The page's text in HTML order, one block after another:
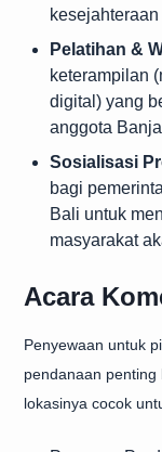
Pelatihan &
keterampilan
digital) yang
anggota
Sosialisasi
bagi
Bali untuk
masyarakat
Acara
Penyewaan untuk
pendanaan
lokasinya cocok